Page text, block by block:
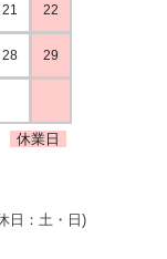
21 22
28 29
休業日
日：土・日)